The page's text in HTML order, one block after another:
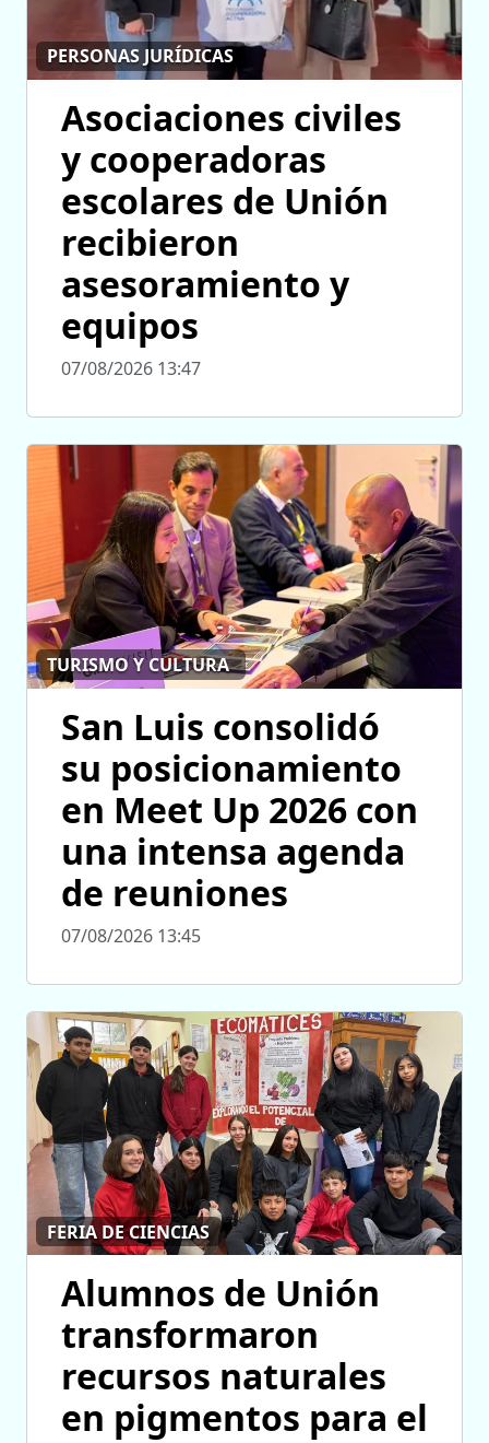
PERSONAS JURÍDICAS
Asociaciones civiles
y cooperadoras
escolares de Unión
recibieron
asesoramiento y
equipos
07/08/2026 13:47
TURISMO Y CULTURA
San Luis consolidó
su posicionamiento
en Meet Up 2026 con
una intensa agenda
de reuniones
07/08/2026 13:45
FERIA DE CIENCIAS
Alumnos de Unión
transformaron
recursos naturales
en pigmentos para el